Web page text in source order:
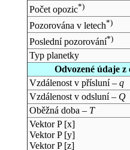
Počet opozic*)
Pozorována v letech*)
Poslední pozorování*)
Typ planetky
Odvozené údaje
Vzdálenost v přísluní – q
Vzdálenost v odsluní – Q
Oběžná doba – T
Vektor P [x]
Vektor P [y]
Vektor P [z]